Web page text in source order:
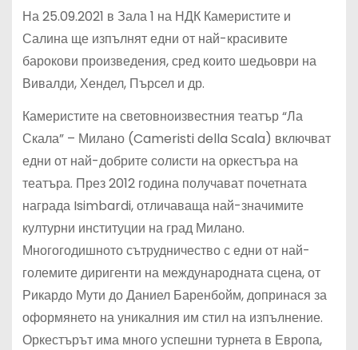
На 25.09.2021 в Зала 1 на НДК Камеристите и
Салина ще изпълнят едни от най-красивите
барокови произведения, сред които шедьоври на
Вивалди, Хендел, Пърсел и др.
Камеристите на световноизвестния театър “Ла
Скала” – Милано (Cameristi della Scala) включват
едни от най-добрите солисти на оркестъра на
театъра. През 2012 година получават почетната
награда Isimbardi, отличаваща най-значимите
културни институции на град Милано.
Многогодишното сътрудничество с едни от най-
големите диригенти на международната сцена, от
Рикардо Мути до Даниел Баренбойм, допринася за
оформянето на уникалния им стил на изпълнение.
Оркестърът има много успешни турнета в Европа,